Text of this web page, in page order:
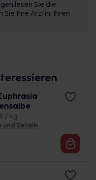
lesen Sie die
Ihre Ärztin, Ihren
/ kg
und Details